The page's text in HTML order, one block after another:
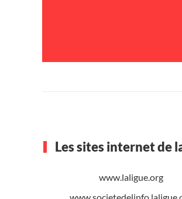
Les sites internet de
www.laligue.org